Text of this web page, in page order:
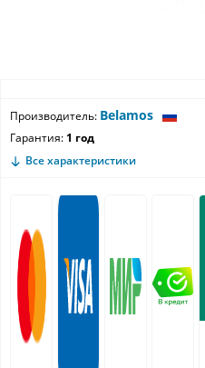
Производитель: Belamos
Гарантия: 1 год
Все характеристики